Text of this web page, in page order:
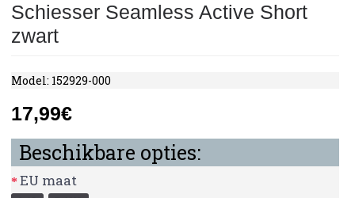
Schiesser Seamless Active Short
zwart
Model: 152929-000
17,99€
Beschikbare opties:
EU maat